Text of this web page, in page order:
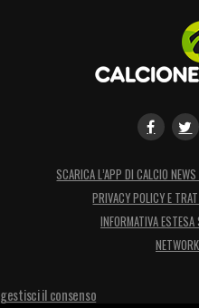
SCARICA L’APP DI CALCIO
PRIVACY POLICY E
INFORMATIVA
gestisci il consenso